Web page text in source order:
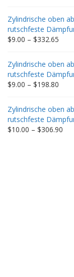
$9.00
Zylindrische oben
rutschfeste
$9.00 – $332.65
$9.00
Zylindrische oben
rutschfeste
$9.00 – $198.80
$9.00
Zylindrische oben
rutschfeste
$10.00 – $306.90